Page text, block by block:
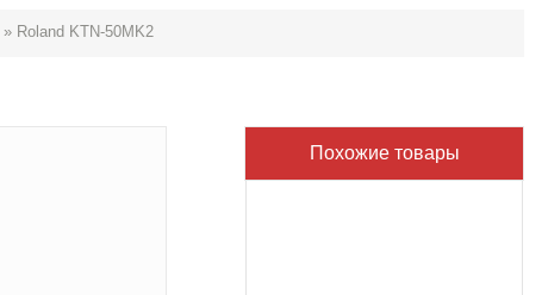
» Roland KTN-50MK2
Похожие товары